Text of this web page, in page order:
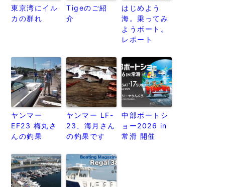
東京湾にイル
カの群れ
Tigeのご紹
介
はじめよう
海。乗ってみ
ようボート。
レポート
ヤンマー
EF23 梅丸さ
んの釣果
ヤンマー LF-
23、海月さん
の釣果です
中部ボートシ
ョー2026 in
常滑 開催